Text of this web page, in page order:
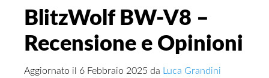
BlitzWolf BW-V8 –
Recensione e Opinioni
Aggiornato il 6 Febbraio 2025 da Luca Grandini